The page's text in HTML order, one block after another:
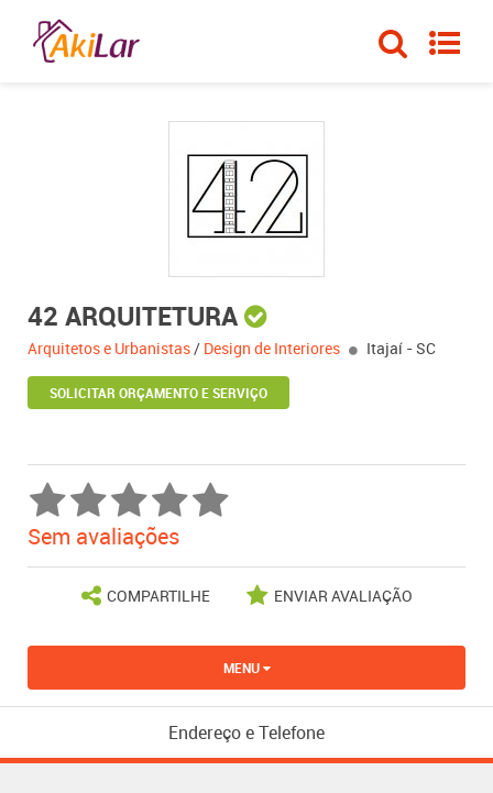
42 ARQUITETURA
Arquitetos e Urbanistas/ Design de Interiores Itajaí - SC
SOLICITAR ORÇAMENTO E SERVIÇO
Sem avaliações
COMPARTILHE ENVIAR AVALIAÇÃO
MENU
Endereço e Telefone